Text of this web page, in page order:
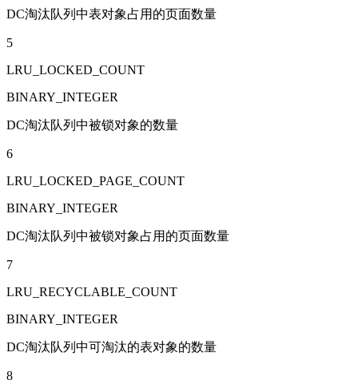
DC淘汰队列中表对象占用的页面数量
5
LRU_LOCKED_COUNT
BINARY_INTEGER
DC淘汰队列中被锁对象的数量
6
LRU_LOCKED_PAGE_COUNT
BINARY_INTEGER
DC淘汰队列中被锁对象占用的页面数量
7
LRU_RECYCLABLE_COUNT
BINARY_INTEGER
DC淘汰队列中可淘汰的表对象的数量
8